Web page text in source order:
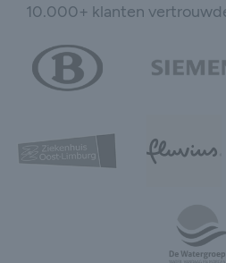
10.000+ klanten